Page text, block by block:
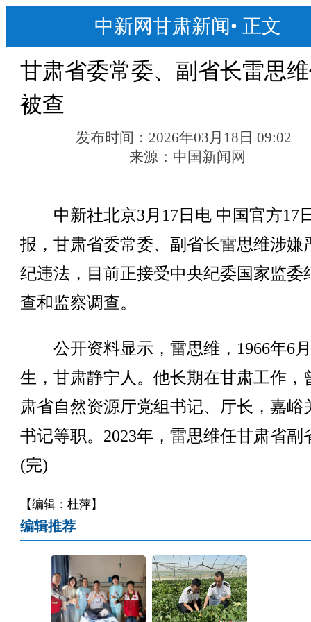
中新网甘肃新闻• 正文
甘肃省委常委、副省长雷思
被查
发布时间： 2026年03月18日 09:02
来源： 中国新闻网
中新社北京3月17日电 中国官方17
报，甘肃省委常委、副省长雷思维涉嫌
纪违法，目前正接受中央纪委国家监委
查和监察调查。
公开资料显示，雷思维，1966年6
生，甘肃静宁人。他长期在甘肃工作，
肃省自然资源厅党组书记、厅长，嘉峪
书记等职。2023年，雷思维任甘肃省副
(完)
【编辑：杜萍】
编辑推荐